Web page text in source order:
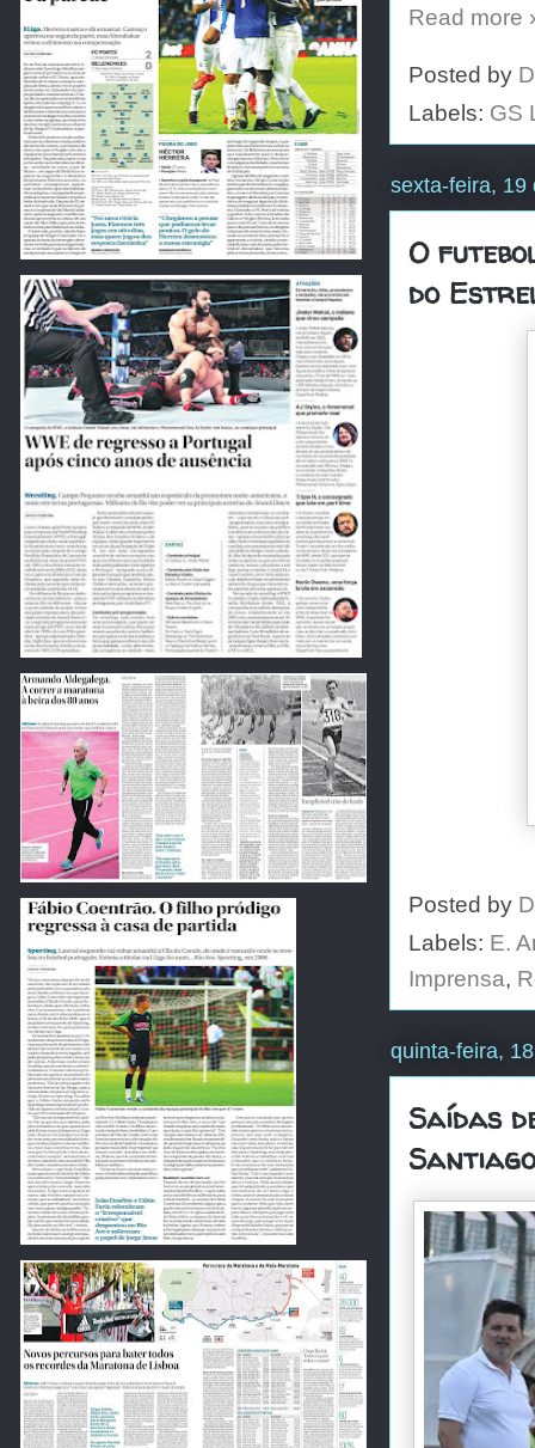
Read more
Posted by
Labels: GS
sexta-feira, 19
O
do
Posted by
Labels: E.
Imprensa,
quinta-feira,
Saídas
Santiago